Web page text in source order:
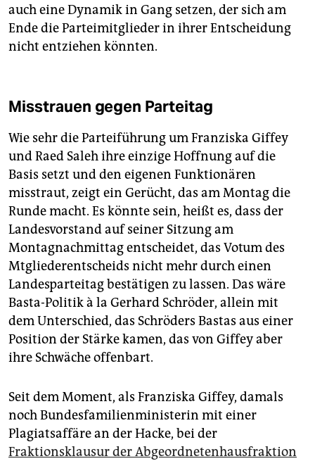
auch eine Dynamik in Gang setzen, der sich am
Ende die Parteimitglieder in ihrer Entscheidung
nicht entziehen könnten.
Misstrauen gegen Parteitag
Wie sehr die Parteiführung um Franziska Giffey
und Raed Saleh ihre einzige Hoffnung auf die
Basis setzt und den eigenen Funktionären
misstraut, zeigt ein Gerücht, das am Montag die
Runde macht. Es könnte sein, heißt es, dass der
Landesvorstand auf seiner Sitzung am
Montagnachmittag entscheidet, das Votum des
Mtgliederentscheids nicht mehr durch einen
Landesparteitag bestätigen zu lassen. Das wäre
Basta-Politik à la Gerhard Schröder, allein mit
dem Unterschied, das Schröders Bastas aus einer
Position der Stärke kamen, das von Giffey aber
ihre Schwäche offenbart.
Seit dem Moment, als Franziska Giffey, damals
noch Bundesfamilienministerin mit einer
Plagiatsaffäre an der Hacke, bei der
Fraktionsklausur der Abgeordnetenhausfraktion